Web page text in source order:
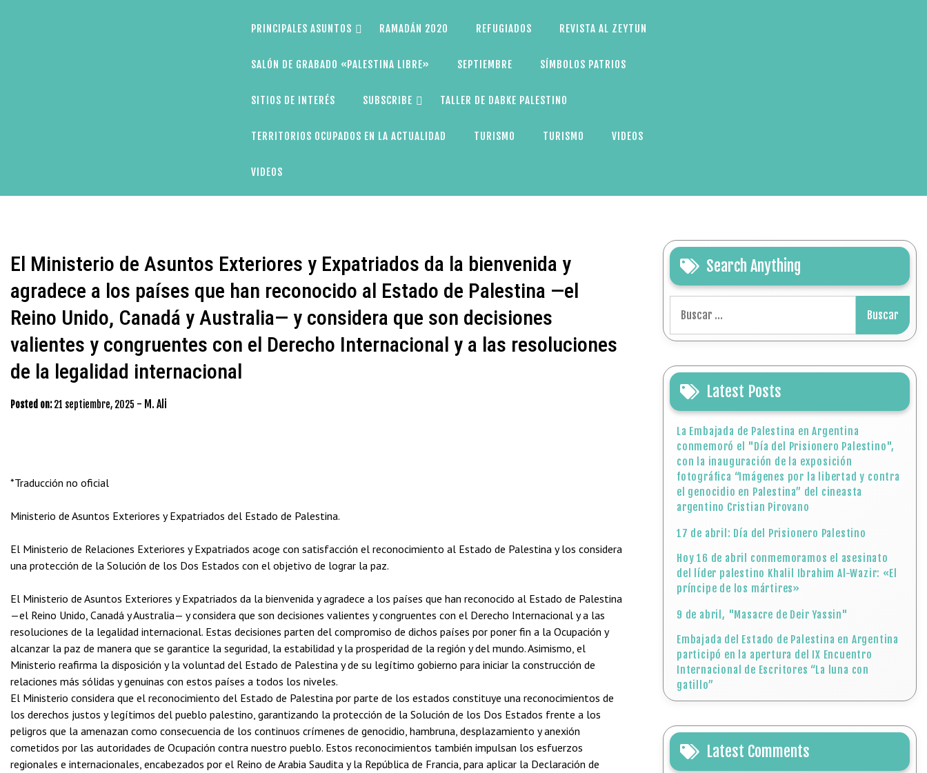
PRINCIPALES ASUNTOS RAMADÁN 2020 REFUGIADOS REVISTA AL ZEYTUN
SALÓN DE GRABADO «PALESTINA LIBRE» SEPTIEMBRE SÍMBOLOS PATRIOS
SITIOS DE INTERÉS SUBSCRIBE TALLER DE DABKE PALESTINO
TERRITORIOS OCUPADOS EN LA ACTUALIDAD TURISMO TURISMO VIDEOS
VIDEOS
El Ministerio de Asuntos Exteriores y Expatriados da la bienvenida y
agradece a los países que han reconocido al Estado de Palestina —el
Reino Unido, Canadá y Australia— y considera que son decisiones
valientes y congruentes con el Derecho Internacional y a las resoluciones
de la legalidad internacional
Posted on: 21 septiembre, 2025 - M. Ali
*Traducción no oficial
Ministerio de Asuntos Exteriores y Expatriados del Estado de Palestina.
El Ministerio de Relaciones Exteriores y Expatriados acoge con satisfacción el reconocimiento al Estado de Palestina y los considera
una protección de la Solución de los Dos Estados con el objetivo de lograr la paz.
El Ministerio de Asuntos Exteriores y Expatriados da la bienvenida y agradece a los países que han reconocido al Estado de Palestina
—el Reino Unido, Canadá y Australia— y considera que son decisiones valientes y congruentes con el Derecho Internacional y a las
resoluciones de la legalidad internacional. Estas decisiones parten del compromiso de dichos países por poner fin a la Ocupación y
alcanzar la paz de manera que se garantice la seguridad, la estabilidad y la prosperidad de la región y del mundo. Asimismo, el
Ministerio reafirma la disposición y la voluntad del Estado de Palestina y de su legítimo gobierno para iniciar la construcción de
relaciones más sólidas y genuinas con estos países a todos los niveles.
El Ministerio considera que el reconocimiento del Estado de Palestina por parte de los estados constituye una reconocimientos de
los derechos justos y legítimos del pueblo palestino, garantizando la protección de la Solución de los Dos Estados frente a los
peligros que la amenazan como consecuencia de los continuos crímenes de genocidio, hambruna, desplazamiento y anexión
cometidos por las autoridades de Ocupación contra nuestro pueblo. Estos reconocimientos también impulsan los esfuerzos
regionales e internacionales, encabezados por el Reino de Arabia Saudita y la República de Francia, para aplicar la Declaración de
Search Anything
Latest Posts
La Embajada de Palestina en Argentina
conmemoró el "Día del Prisionero Palestino",
con la inauguración de la exposición
fotográfica “Imágenes por la libertad y contra
el genocidio en Palestina” del cineasta
argentino Cristian Pirovano
17 de abril: Día del Prisionero Palestino
Hoy 16 de abril conmemoramos el asesinato
del líder palestino Khalil Ibrahim Al-Wazir: «El
príncipe de los mártires»
9 de abril, "Masacre de Deir Yassin"
Embajada del Estado de Palestina en Argentina
participó en la apertura del IX Encuentro
Internacional de Escritores “La luna con
gatillo”
Latest Comments